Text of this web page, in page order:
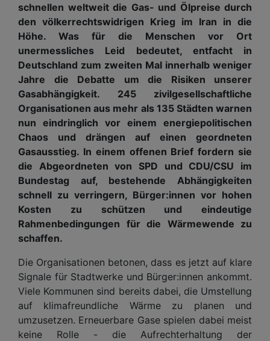
schnellen weltweit die Gas- und Ölpreise durch
den völkerrechtswidrigen Krieg im Iran in die
Höhe. Was für die Menschen vor Ort
unermessliches Leid bedeutet, entfacht in
Deutschland zum zweiten Mal innerhalb weniger
Jahre die Debatte um die Risiken unserer
Gasabhängigkeit. 245 zivilgesellschaftliche
Organisationen aus mehr als 135 Städten warnen
nun eindringlich vor einem energiepolitischen
Chaos und drängen auf einen geordneten
Gasausstieg. In einem offenen Brief fordern sie
die Abgeordneten von SPD und CDU/CSU im
Bundestag auf, bestehende Abhängigkeiten
schnell zu verringern, Bürger:innen vor hohen
Kosten zu schützen und eindeutige
Rahmenbedingungen für die Wärmewende zu
schaffen.
Die Organisationen betonen, dass es jetzt auf klare
Signale für Stadtwerke und Bürger:innen ankommt.
Viele Kommunen sind bereits dabei, die Umstellung
auf klimafreundliche Wärme zu planen und
umzusetzen. Erneuerbare Gase spielen dabei meist
keine Rolle - die Aufrechterhaltung der